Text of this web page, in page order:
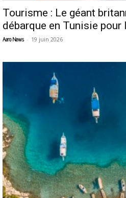
Tourisme : Le géant
débarque en Tunisie pour
Aero News - 19 juin 2026